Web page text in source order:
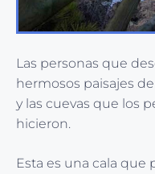
Las personas que
hermosos paisajes
y las cuevas que los
hicieron.
Esta es una cala que